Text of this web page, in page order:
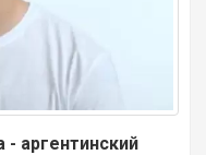
- аргентинский